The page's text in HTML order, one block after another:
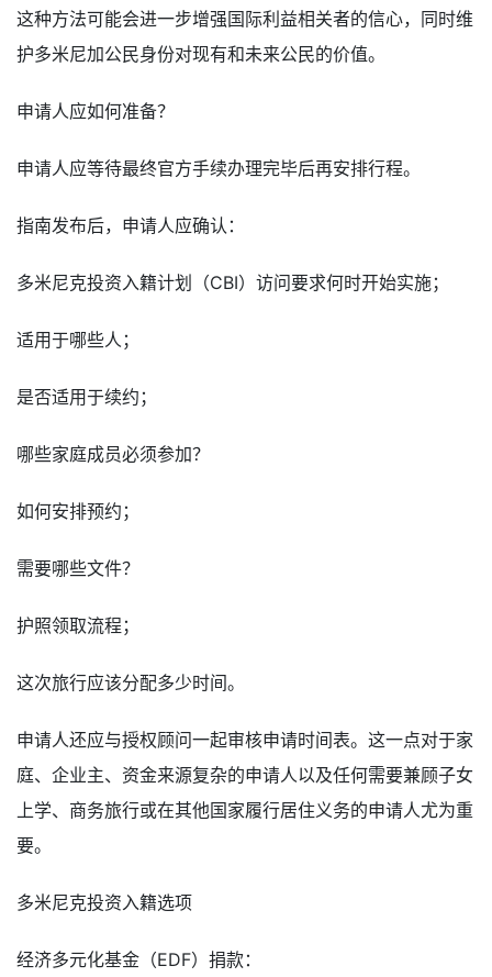
这种方法可能会进一步增强国际利益相关者的信心，同时维
护多米尼加公民身份对现有和未来公民的价值。
申请人应如何准备？
申请人应等待最终官方手续办理完毕后再安排行程。
指南发布后，申请人应确认：
多米尼克投资入籍计划（CBI）访问要求何时开始实施；
适用于哪些人；
是否适用于续约；
哪些家庭成员必须参加？
如何安排预约；
需要哪些文件？
护照领取流程；
这次旅行应该分配多少时间。
申请人还应与授权顾问一起审核申请时间表。这一点对于家
庭、企业主、资金来源复杂的申请人以及任何需要兼顾子女
上学、商务旅行或在其他国家履行居住义务的申请人尤为重
要。
多米尼克投资入籍选项
经济多元化基金（EDF）捐款：